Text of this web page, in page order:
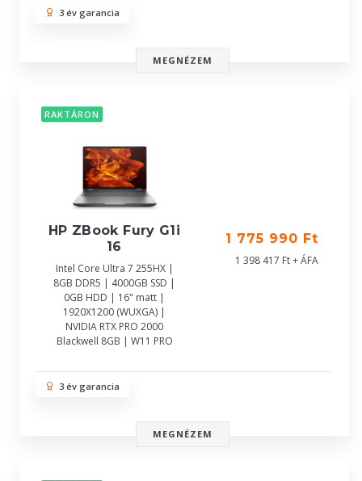
3 év garancia
MEGNÉZEM
RAKTÁRON
HP ZBook Fury G1i
16
Intel Core Ultra 7 255HX |
8GB DDR5 | 4000GB SSD |
0GB HDD | 16" matt |
1920X1200 (WUXGA) |
NVIDIA RTX PRO 2000
Blackwell 8GB | W11 PRO
1 775 990 Ft
1 398 417 Ft + ÁFA
3 év garancia
MEGNÉZEM